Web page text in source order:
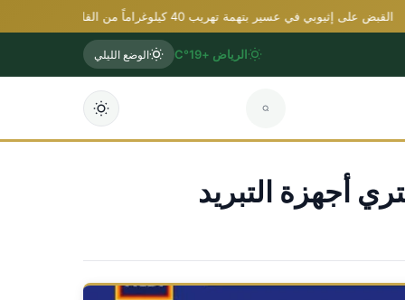
على إثيوبي في عسير بتهمة تهريب 40 كيلوغراماً من القات المخدر
الرياض +19°C الوضع الليلي
أجهزة التبريد